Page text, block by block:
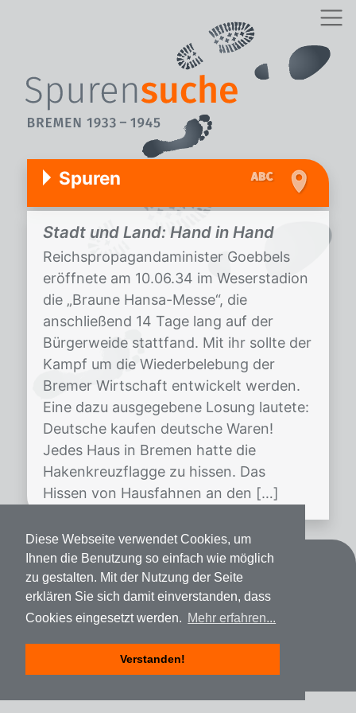
Diese Webseite verwendet Cookies, um
Ihnen die Benutzung so einfach wie möglich
zu gestalten. Mit der Nutzung der Seite
erklären Sie sich damit einverstanden, dass
Cookies eingesetzt werden. Mehr erfahren...
Verstanden!
Spuren
Stadt und Land: Hand in Hand
Reichspropagandaminister Goebbels
eröffnete am 10.06.34 im Weserstadion
die „Braune Hansa-Messe“, die
anschließend 14 Tage lang auf der
Bürgerweide stattfand. Mit ihr sollte der
Kampf um die Wiederbelebung der
Bremer Wirtschaft entwickelt werden.
Eine dazu ausgegebene Losung lautete:
Deutsche kaufen deutsche Waren!
Jedes Haus in Bremen hatte die
Hakenkreuzflagge zu hissen. Das
Hissen von Hausfahnen an den […]
Kontakt
Datenschutz